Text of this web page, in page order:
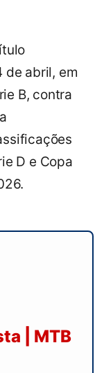
de abril, em
B, contra
D e Copa
| MTB